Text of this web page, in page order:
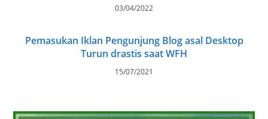
03/04/2022
Pemasukan Iklan Pengunjung Blog asal Desktop
Turun drastis saat WFH
15/07/2021